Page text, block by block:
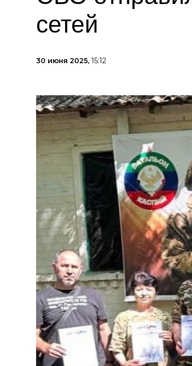
сетей
30 июня 2025, 15:12